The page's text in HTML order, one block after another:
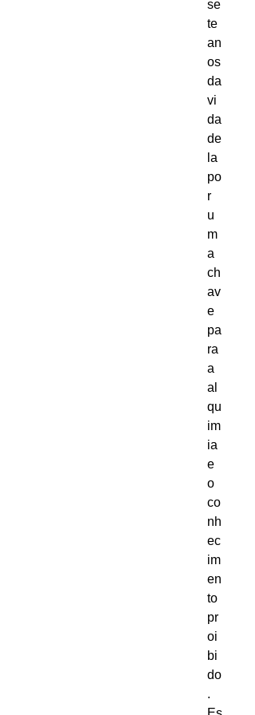
se
te
an
os
da
vi
da
de
la
po
r
u
m
a
ch
av
e
pa
ra
a
al
qu
im
ia
e
o
co
nh
ec
im
en
to
pr
oi
bi
do
.